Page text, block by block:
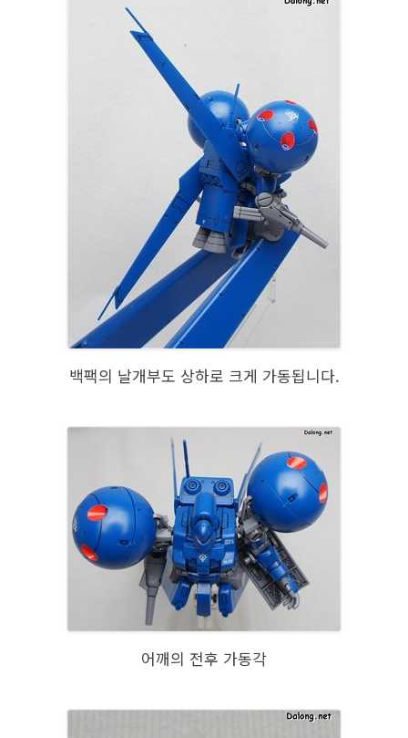
백팩의 날개부도 상하로 크게 가동됩니다.
어깨의 전후 가동각